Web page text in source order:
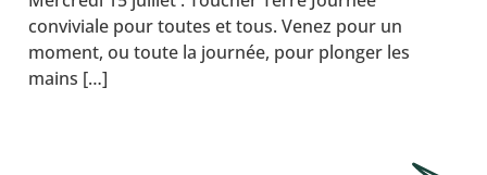
conviviale pour toutes et tous. Venez pour un
moment, ou toute la journée, pour plonger les
mains […]